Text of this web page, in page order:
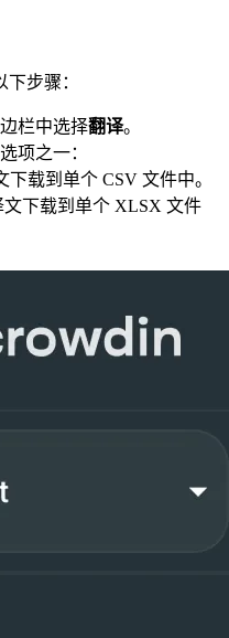
步骤：
栏中选择翻译。
项之一：
下载到单个 CSV 文件中。
文下载到单个 XLSX 文件